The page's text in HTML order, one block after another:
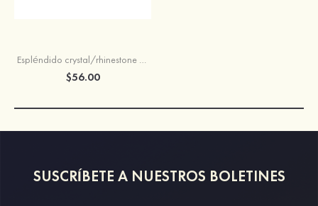
Espléndido crystal/rhinestone bolsos de mano con metal
$56.00
SUSCRÍBETE A NUESTROS BOLETINES